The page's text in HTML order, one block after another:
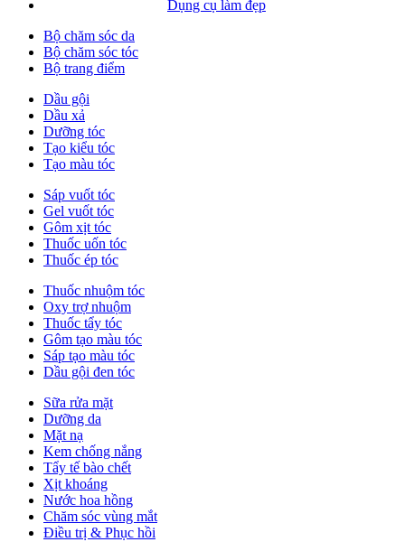
Dụng cụ làm đẹp
Bộ chăm sóc da
Bộ chăm sóc tóc
Bộ trang điểm
Dầu gội
Dầu xả
Dưỡng tóc
Tạo kiểu tóc
Tạo màu tóc
Sáp vuốt tóc
Gel vuốt tóc
Gôm xịt tóc
Thuốc uốn tóc
Thuốc ép tóc
Thuốc nhuộm tóc
Oxy trợ nhuộm
Thuốc tẩy tóc
Gôm tạo màu tóc
Sáp tạo màu tóc
Dầu gội đen tóc
Sữa rửa mặt
Dưỡng da
Mặt nạ
Kem chống nắng
Tẩy tế bào chết
Xịt khoáng
Nước hoa hồng
Chăm sóc vùng mắt
Điều trị & Phục hồi